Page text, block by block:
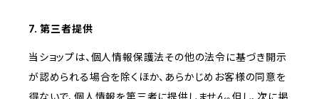
7. 第三者提供
当ショップは、個人情報保護法その他の法令に基づき開示
が認められる場合を除くほか、あらかじめお客様の同意を